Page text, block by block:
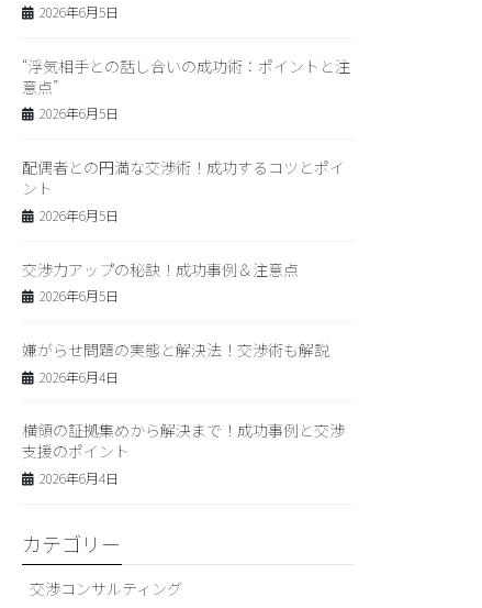
2026年6月5日
“浮気相手との話し合いの成功術：ポイントと注
意点”
2026年6月5日
配偶者との円満な交渉術！成功するコツとポイ
ント
2026年6月5日
交渉力アップの秘訣！成功事例＆注意点
2026年6月5日
嫌がらせ問題の実態と解決法！交渉術も解説
2026年6月4日
横領の証拠集めから解決まで！成功事例と交渉
支援のポイント
2026年6月4日
カテゴリー
交渉コンサルティング